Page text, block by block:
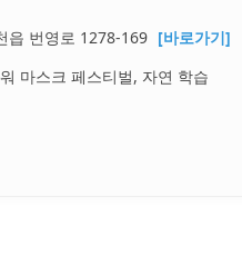
읍 번영로 1278-169 [바로가기]
마스크 페스티벌, 자연 학습